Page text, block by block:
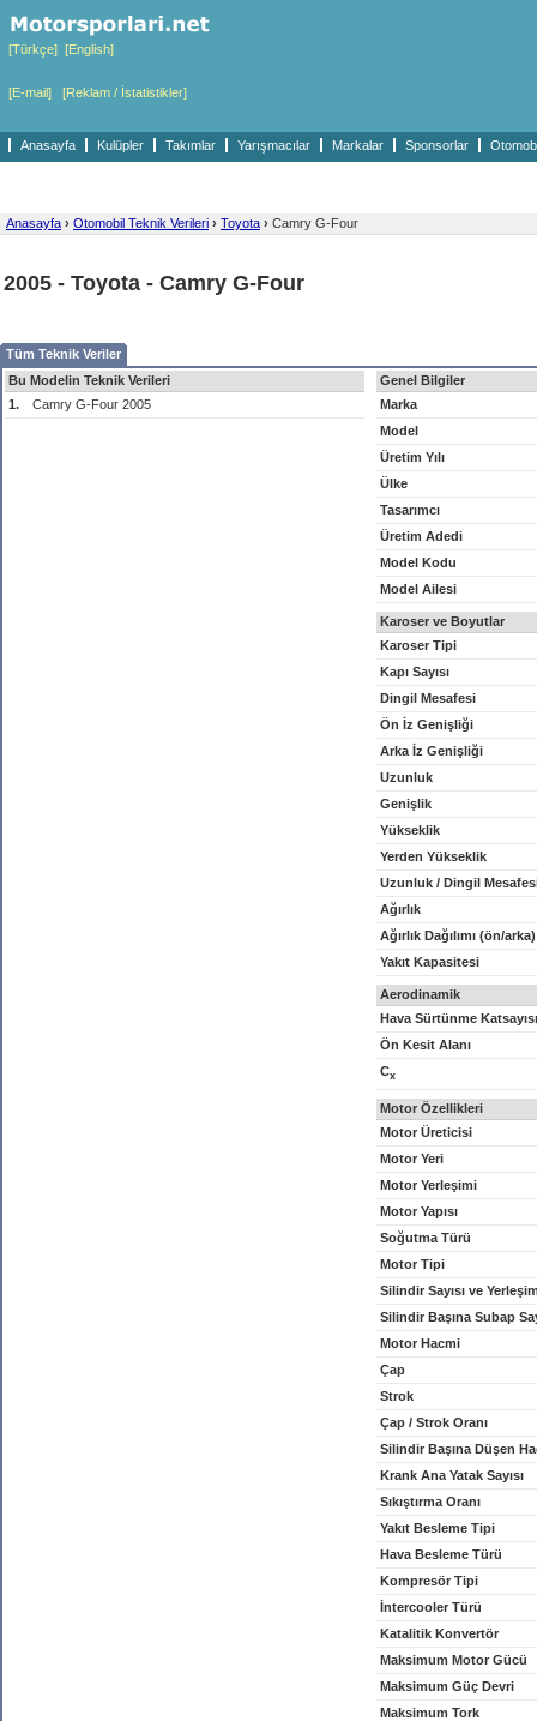
[Türkçe] [English]
[E-mail] [Reklam / İstatistikler]
Anasayfa Kulüpler Takımlar Yarışmacılar Markalar Sponsorlar
Anasayfa › Otomobil Teknik Verileri › Toyota › Camry G-Four
2005 - Toyota - Camry G-Four
Tüm Teknik Veriler
Bu Modelin Teknik Verileri
1.
Camry G-Four 2005
Genel Bilgiler
Marka
Model
Üretim Yılı
Ülke
Tasarımcı
Üretim Adedi
Model Kodu
Model Ailesi
Karoser ve Boyutlar
Karoser Tipi
Kapı Sayısı
Dingil Mesafesi
Ön İz Genişliği
Arka İz Genişliği
Uzunluk
Genişlik
Yükseklik
Yerden Yükseklik
Uzunluk / Dingil
Ağırlık
Ağırlık Dağılımı (ön/arka)
Yakıt Kapasitesi
Aerodinamik
Hava Sürtünme Katsayısı
Ön Kesit Alanı
Cx
Motor Özellikleri
Motor Üreticisi
Motor Yeri
Motor Yerleşimi
Motor Yapısı
Soğutma Türü
Motor Tipi
Silindir Sayısı ve
Silindir Başına Subap
Motor Hacmi
Çap
Strok
Çap / Strok Oranı
Silindir Başına Düşen
Krank Ana Yatak Sayısı
Sıkıştırma Oranı
Yakıt Besleme Tipi
Hava Besleme Türü
Kompresör Tipi
İntercooler Türü
Katalitik Konvertör
Maksimum Motor Gücü
Maksimum Güç Devri
Maksimum Tork